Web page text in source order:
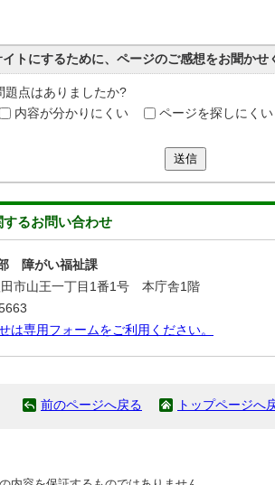
トにするために、ページのご感想をお聞かせ
題点はありましたか?
内容が分かりにくい ページを探しにくい
送信
するお問い合わせ
障がい福祉課
市山王一丁目1番1号 本庁舎1階
は専用フォームをご利用ください。
前のページへ戻る トップページへ